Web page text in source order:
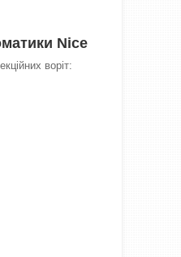
Nice
воріт: